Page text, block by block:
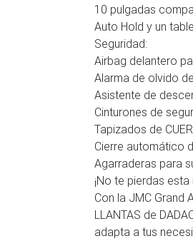
10 pulgadas
Auto Hold y un
Seguridad:
Airbag delantero
Alarma de olvido
Asistente de
Cinturones de
Tapizados de
Cierre automático
Agarraderas para
¡No te pierdas
Con la JMC Grand
LLANTAS de
adapta a tus